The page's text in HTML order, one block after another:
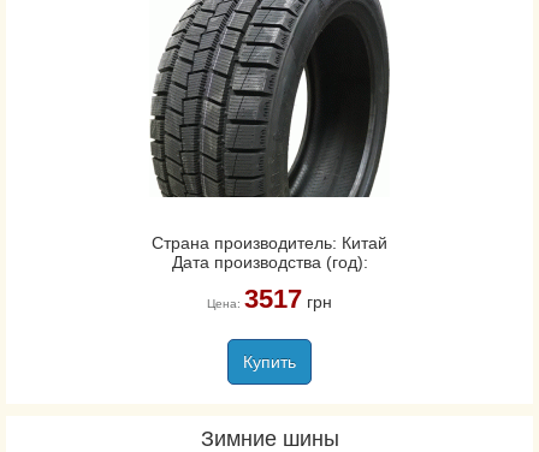
Страна производитель: Китай
Дата производства (год):
Цена: 3517грн
Купить
Зимние шины